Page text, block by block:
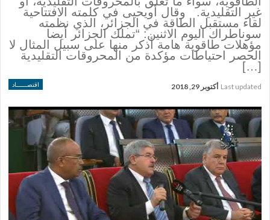
غير التقليدية. وقال أويحيى في كلمته الافتتاحية
لقاء مستقبل الطاقة في الجزائر، الذي نظمته
سوناطراك اليوم الاثنين: “تملك الجزائر أيضا
مؤهلات طاقوية هامة أذكر منها على سبيل المثال لا
الحصر احتياطات مؤكدة من المحروقات التقليدية
[…]
اقتصــــــاد Last updated أكتوبر 29, 2018